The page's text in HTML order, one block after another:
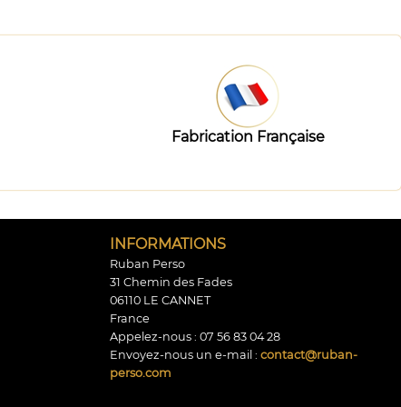
Fabrication Française
INFORMATIONS
Ruban Perso
31 Chemin des Fades
06110 LE CANNET
France
Appelez-nous : 07 56 83 04 28
Envoyez-nous un e-mail : contact@ruban-
perso.com